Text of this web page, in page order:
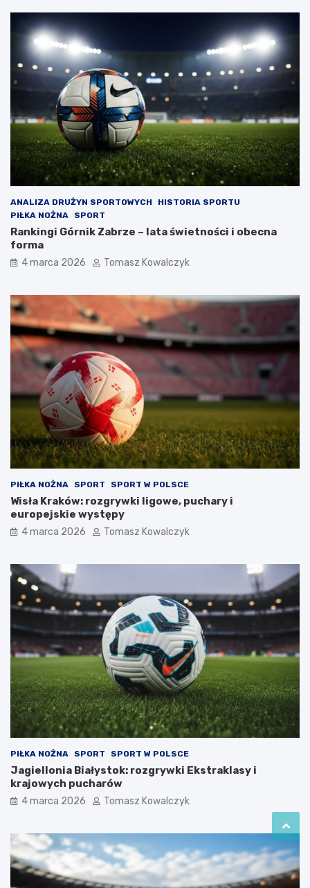
ANALIZA DRUŻYN SPORTOWYCH
HISTORIA SPORTU
PIŁKA NOŻNA
SPORT
Rankingi Górnik Zabrze – lata świetności i obecna
forma
4 marca 2026 Tomasz Kowalczyk
PIŁKA NOŻNA SPORT SPORT W POLSCE
Wisła Kraków: rozgrywki ligowe, puchary i
europejskie występy
4 marca 2026 Tomasz Kowalczyk
PIŁKA NOŻNA SPORT SPORT W POLSCE
Jagiellonia Białystok: rozgrywki Ekstraklasy i
krajowych pucharów
4 marca 2026 Tomasz Kowalczyk